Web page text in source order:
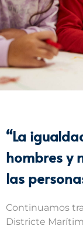
“La
hombres y
las
Continuamos
Districte